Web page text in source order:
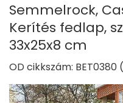
Semmelrock,
Kerítés fedlap,
33x25x8 cm
OD cikkszám: BET0380